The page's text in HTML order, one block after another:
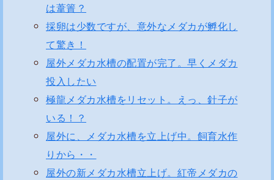
は葦簀？
採卵は少数ですが、意外なメダカが孵化し
て驚き！
屋外メダカ水槽の配置が完了。早くメダカ
投入したい
極龍メダカ水槽をリセット。えっ、針子が
いる！？
屋外に、メダカ水槽を立上げ中。飼育水作
りから・・
屋外の新メダカ水槽立上げ。紅帝メダカの